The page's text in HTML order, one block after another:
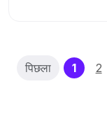
पिछला 1 2